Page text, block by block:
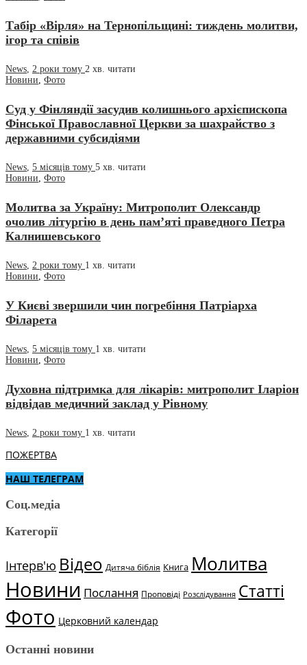
Табір «Вірля» на Тернопільщині: тиждень молитви,
ігор та співів
News, 2 роки тому 2 хв. читати
Новини, Фото
Суд у Фінляндії засудив колишнього архієпископа
Фінської Православної Церкви за шахрайство з
державними субсидіями
News, 5 місяців тому 5 хв. читати
Новини, Фото
Молитва за Україну: Митрополит Олександр
очолив літургію в день пам’яті праведного Петра
Калнишевського
News 2 роки тому 1 хв. читати
Новини Фото
У Києві звершили чин погребіння Патріарха
Філарета
News 5 місяців тому 1 хв. читати
Новини Фото
Духовна підтримка для лікарів: митрополит Іларіон
відвідав медичний заклад у Рівному
News 2 роки тому 1 хв. читати
ПОЖЕРТВА
НАШ ТЕЛЕГРАМ
Соц.медіа
Категорії
Інтерв'ю Відео Дитяча біблія Книга Молитва
Новини Послання Проповіді Розслідування Статті
Фото Церковний календар
Останні новини